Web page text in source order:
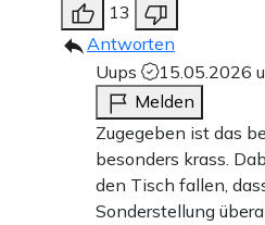
13
Antworten
Uups
15.05.2026
Melden
Zugegeben ist das
besonders krass.
den Tisch fallen,
Sonderstellung